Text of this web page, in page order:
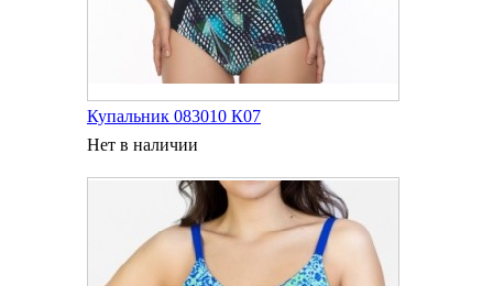
Купальник 083010 К07
Нет в наличии